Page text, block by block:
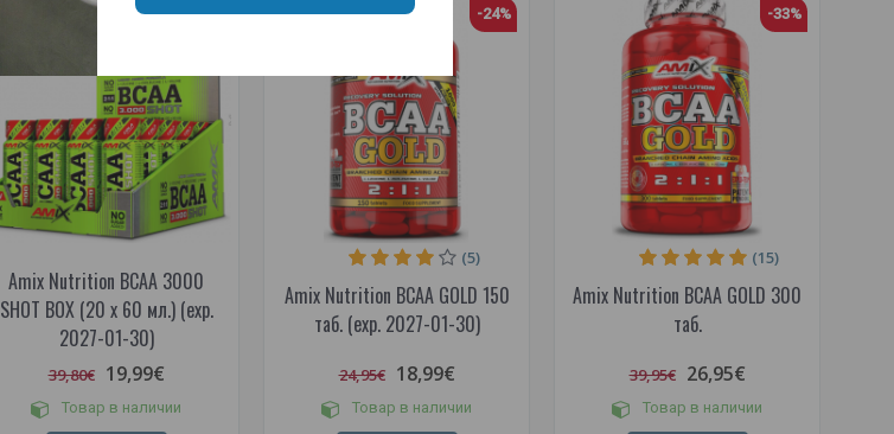
-50%
Amix Nutrition BCAA 3000
SHOT BOX (20 x 60 мл.) (exp.
2027-01-30)
39,80€ 19,99€
Товар в наличии
-24%
Amix Nutrition BCAA GOLD 150
таб. (exp. 2027-01-30)
(5)
24,95€ 18,99€
Товар в наличии
-33%
Amix Nutrition BCAA GOLD 300
таб.
(15)
39,95€ 26,95€
Товар в наличии